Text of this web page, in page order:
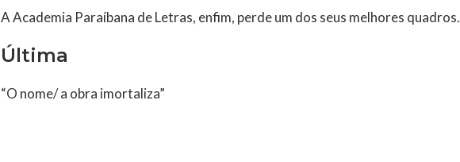
A Academia Paraíbana de Letras, enfim, perde um dos seus melhores quadros.
Última
“O nome/ a obra imortaliza”